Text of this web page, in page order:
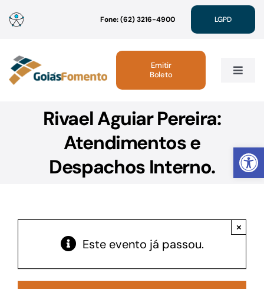
Abrir
para
conteúdo
Fone: (62) 3216-4900 LGPD
Toggle
Institucional
Linhas de Crédito
Acesso à Informação
Emitir
Boleto
Rivael Aguiar Pereira:
Atendimentos e
Despachos Interno.
Este evento já passou.
×